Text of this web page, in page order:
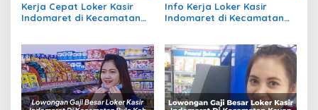
Kerja Cepat Loker Kasir
Indomaret di Kecamatan
Info Kerja Loker Kasir
Indomaret di Kecamatan